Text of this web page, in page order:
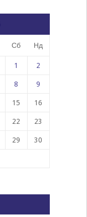
Сб Нд
1 2
8 9
15 16
22 23
29 30